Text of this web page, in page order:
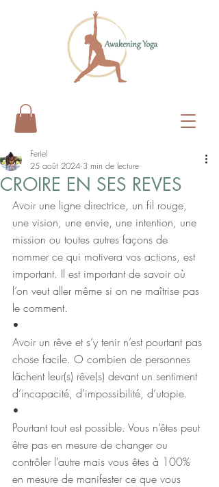
CROIRE EN SES REVES
Feriel
25 août 2024 3 min de lecture
Avoir une ligne directrice, un fil rouge,
une vision, une envie, une intention, une
mission ou toutes autres façons de
nommer ce qui motivera vos actions, est
important. Il est important de savoir où
l’on veut aller même si on ne maîtrise pas
le comment.
•
Avoir un rêve et s’y tenir n’est pourtant pas
chose facile. O combien de personnes
lâchent leur(s) rêve(s) devant un sentiment
d’incapacité, d’impossibilité, d’utopie.
•
Pourtant tout est possible. Vous n’êtes peut
être pas en mesure de changer ou
contrôler l’autre mais vous êtes à 100%
en mesure de manifester ce que vous